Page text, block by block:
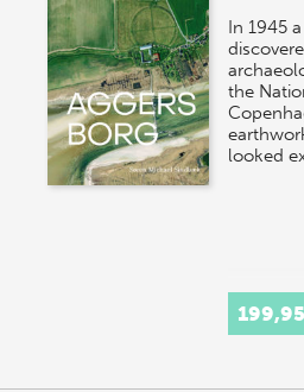
In 1945
the
looked